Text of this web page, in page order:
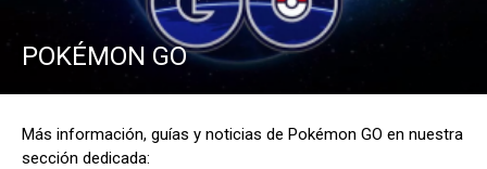
POKÉMON GO
Más información, guías y noticias de Pokémon GO en nuestra
sección dedicada: